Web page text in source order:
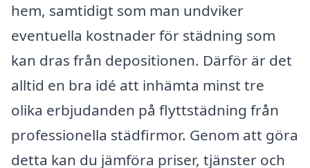
hem, samtidigt som man undviker
eventuella kostnader för städning som
kan dras från depositionen. Därför är det
alltid en bra idé att inhämta minst tre
olika erbjudanden på flyttstädning från
professionella städfirmor. Genom att göra
detta kan du jämföra priser, tjänster och